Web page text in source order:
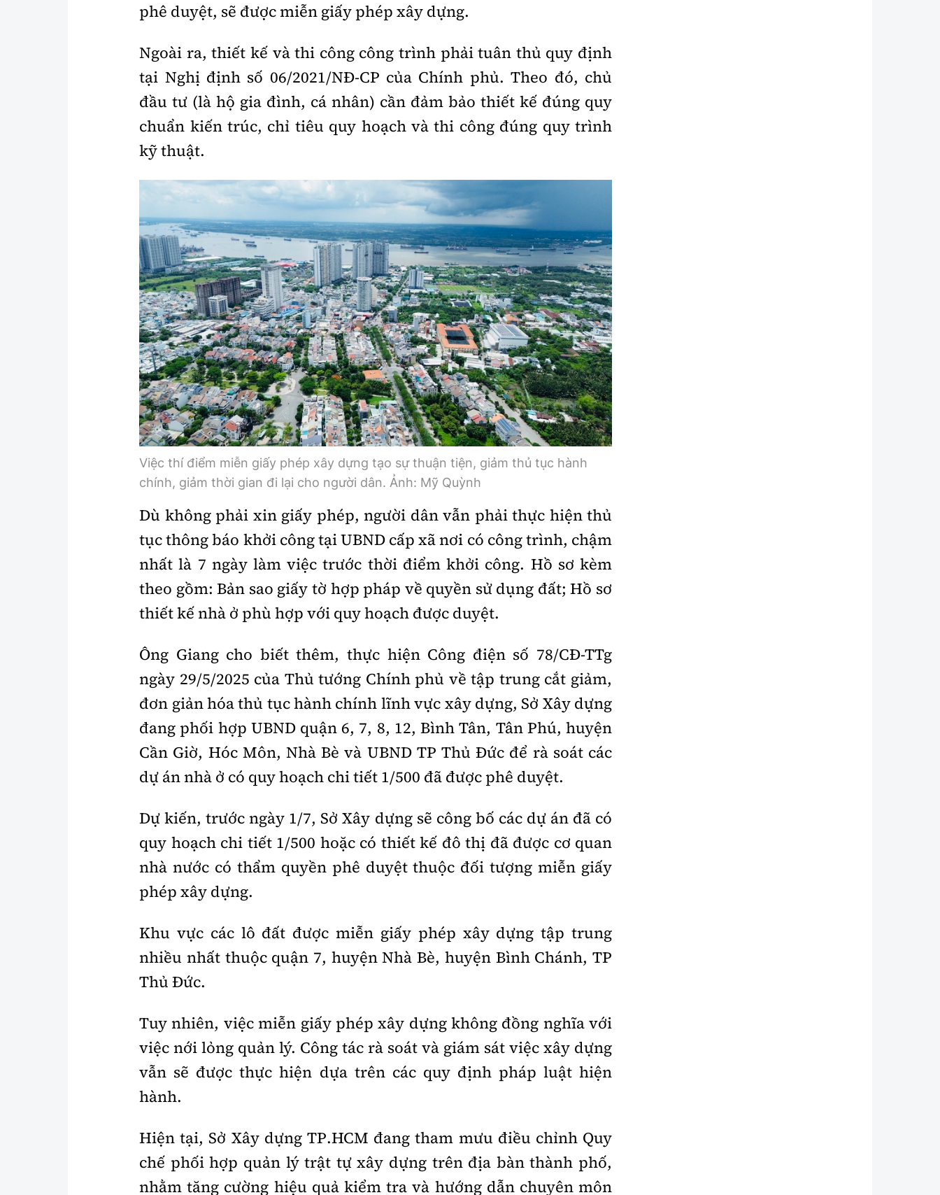
phê duyệt, sẽ được miễn giấy phép xây dựng.
Ngoài ra, thiết kế và thi công công trình phải tuân thủ quy định
tại Nghị định số 06/2021/NĐ-CP của Chính phủ. Theo đó, chủ
đầu tư (là hộ gia đình, cá nhân) cần đảm bảo thiết kế đúng quy
chuẩn kiến trúc, chỉ tiêu quy hoạch và thi công đúng quy trình
kỹ thuật.
Việc thí điểm miễn giấy phép xây dựng tạo sự thuận tiện, giảm thủ tục hành
chính, giảm thời gian đi lại cho người dân. Ảnh: Mỹ Quỳnh
Dù không phải xin giấy phép, người dân vẫn phải thực hiện thủ
tục thông báo khởi công tại UBND cấp xã nơi có công trình, chậm
nhất là 7 ngày làm việc trước thời điểm khởi công. Hồ sơ kèm
theo gồm: Bản sao giấy tờ hợp pháp về quyền sử dụng đất; Hồ sơ
thiết kế nhà ở phù hợp với quy hoạch được duyệt.
Ông Giang cho biết thêm, thực hiện Công điện số 78/CĐ-TTg
ngày 29/5/2025 của Thủ tướng Chính phủ về tập trung cắt giảm,
đơn giản hóa thủ tục hành chính lĩnh vực xây dựng, Sở Xây dựng
đang phối hợp UBND quận 6, 7, 8, 12, Bình Tân, Tân Phú, huyện
Cần Giờ, Hóc Môn, Nhà Bè và UBND TP Thủ Đức để rà soát các
dự án nhà ở có quy hoạch chi tiết 1/500 đã được phê duyệt.
Dự kiến, trước ngày 1/7, Sở Xây dựng sẽ công bố các dự án đã có
quy hoạch chi tiết 1/500 hoặc có thiết kế đô thị đã được cơ quan
nhà nước có thẩm quyền phê duyệt thuộc đối tượng miễn giấy
phép xây dựng.
Khu vực các lô đất được miễn giấy phép xây dựng tập trung
nhiều nhất thuộc quận 7, huyện Nhà Bè, huyện Bình Chánh, TP
Thủ Đức.
Tuy nhiên, việc miễn giấy phép xây dựng không đồng nghĩa với
việc nới lỏng quản lý. Công tác rà soát và giám sát việc xây dựng
vẫn sẽ được thực hiện dựa trên các quy định pháp luật hiện
hành.
Hiện tại, Sở Xây dựng TP.HCM đang tham mưu điều chỉnh Quy
chế phối hợp quản lý trật tự xây dựng trên địa bàn thành phố,
nhằm tăng cường hiệu quả kiểm tra và hướng dẫn chuyên môn